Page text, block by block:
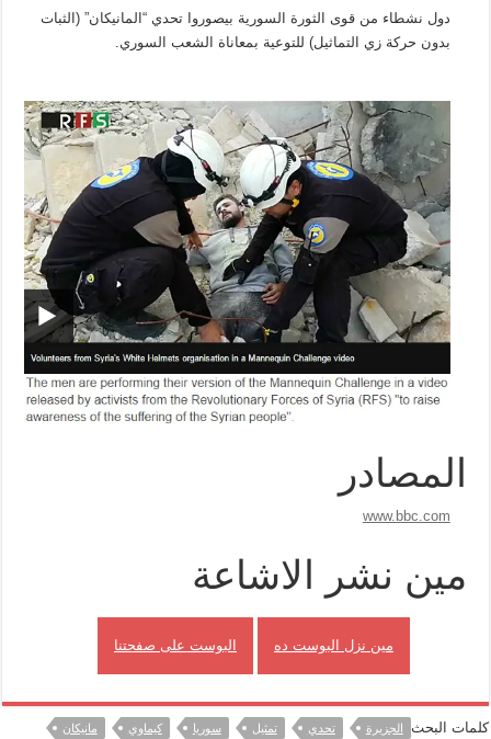
دول نشطاء من قوى الثورة السورية بيصوروا تحدي “المانيكان” (الثبات
بدون حركة زي التماثيل) للتوعية بمعاناة الشعب السوري.
المصادر
www.bbc.com
مين نشر الاشاعة
مين نزل البوست ده البوست على صفحتنا
كلمات البحث الجزيرة تحدي تمثيل سوريا كيماوي
مانيكان